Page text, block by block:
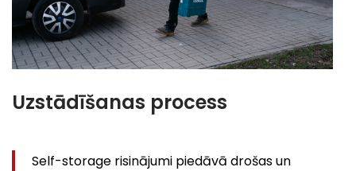
Uzstādīšanas process
Self-storage risinājumi piedāvā drošas un